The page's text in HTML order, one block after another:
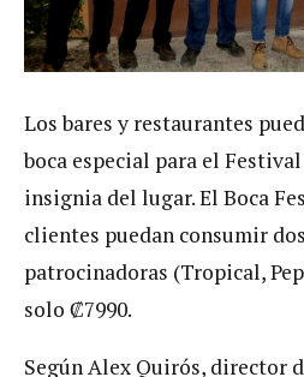
Los bares y restaurantes
boca especial para el
insignia del lugar. El Boca
clientes puedan consumir
patrocinadoras (Tropical,
solo ₡7990.
Según Alex Quirós, director